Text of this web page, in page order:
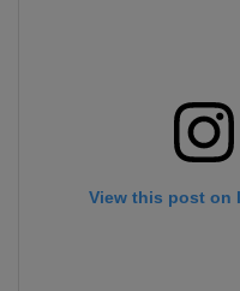
View this post on